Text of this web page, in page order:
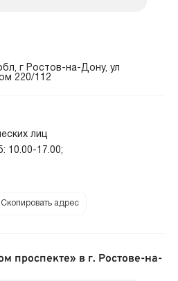
г Ростов-на-Дону, ул
220/112
лиц
10.00-17.00;
Скопировать адрес
проспекте» в г. Ростове-на-